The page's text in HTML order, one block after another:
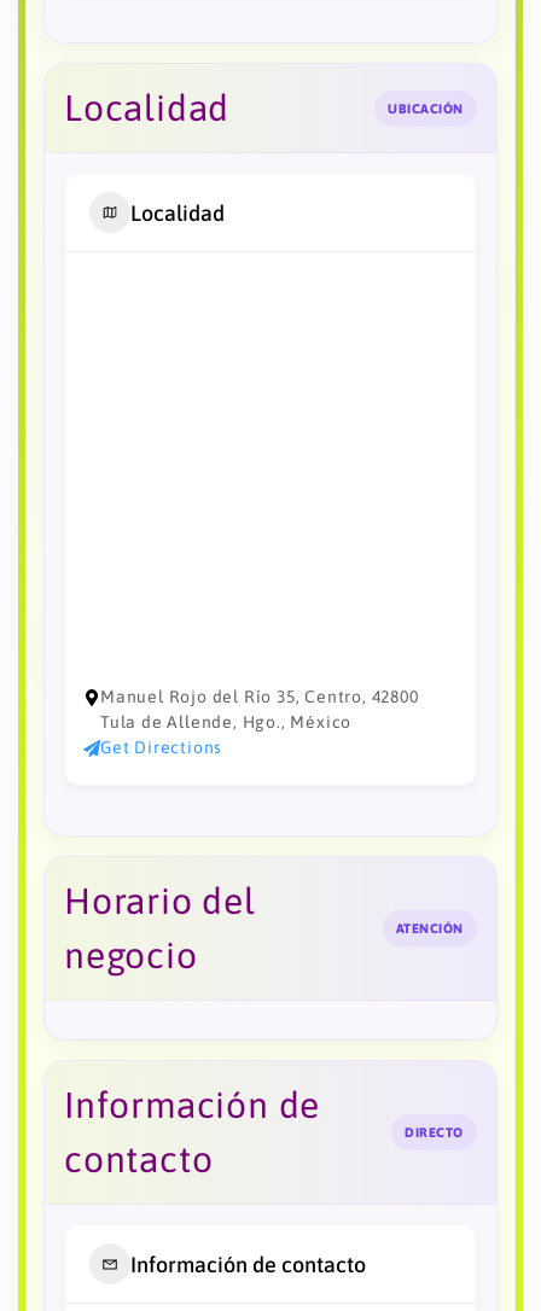
Localidad UBICACIÓN
Localidad
Manuel Rojo del Río 35, Centro, 42800
Tula de Allende, Hgo., México
Get Directions
Horario del
negocio
ATENCIÓN
Información de
contacto
DIRECTO
Información de contacto